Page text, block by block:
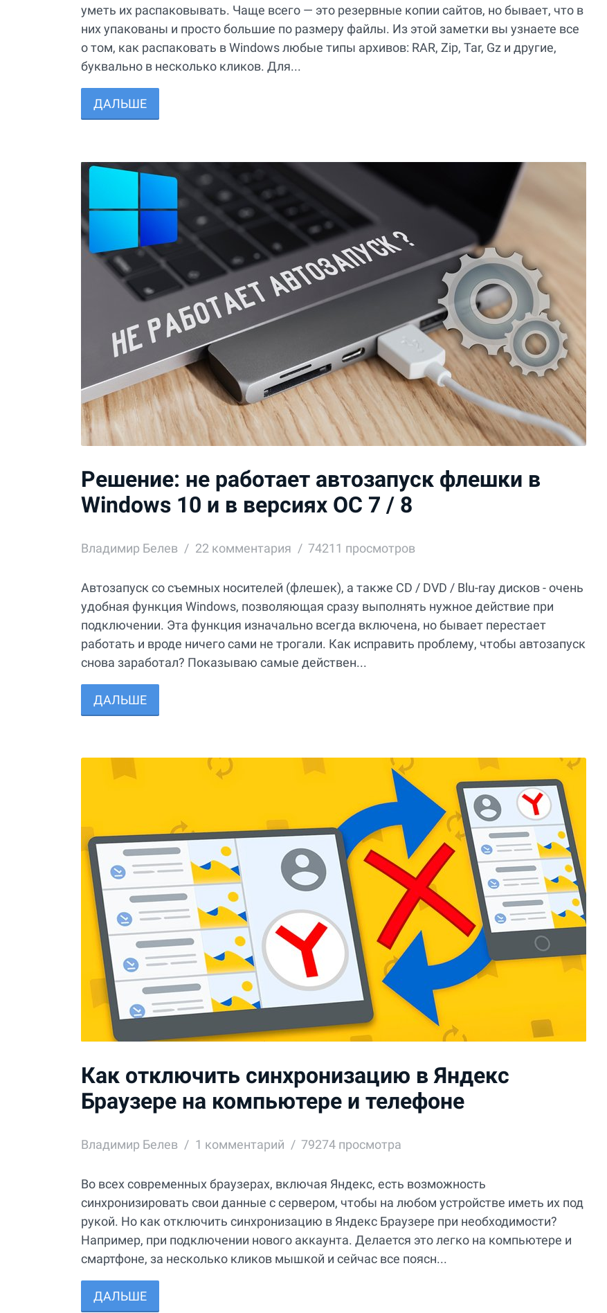
уметь их распаковывать. Чаще всего — это резервные копии сайтов, но бывает, что в
них упакованы и просто большие по размеру файлы. Из этой заметки вы узнаете все
о том, как распаковать в Windows любые типы архивов: RAR, Zip, Tar, Gz и другие,
буквально в несколько кликов. Для...
ДАЛЬШЕ
Решение: не работает автозапуск флешки в
Windows 10 и в версиях ОС 7 / 8
Владимир Белев 22 комментария 74211 просмотров
Автозапуск со съемных носителей (флешек), а также CD / DVD / Blu-ray дисков - очень
удобная функция Windows, позволяющая сразу выполнять нужное действие при
подключении. Эта функция изначально всегда включена, но бывает перестает
работать и вроде ничего сами не трогали. Как исправить проблему, чтобы автозапуск
снова заработал? Показываю самые действен...
ДАЛЬШЕ
Как отключить синхронизацию в Яндекс
Браузере на компьютере и телефоне
Владимир Белев 1 комментарий 79274 просмотра
Во всех современных браузерах, включая Яндекс, есть возможность
синхронизировать свои данные с сервером, чтобы на любом устройстве иметь их под
рукой. Но как отключить синхронизацию в Яндекс Браузере при необходимости?
Например, при подключении нового аккаунта. Делается это легко на компьютере и
смартфоне, за несколько кликов мышкой и сейчас все поясн...
ДАЛЬШЕ